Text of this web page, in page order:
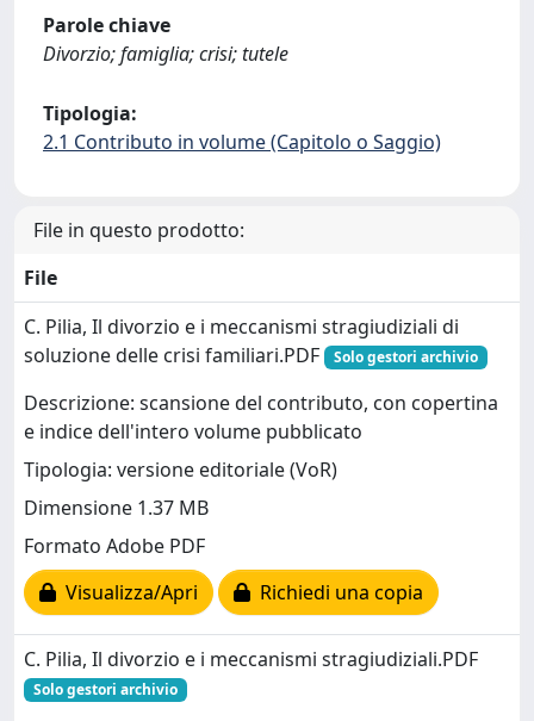
Parole chiave
Divorzio; famiglia; crisi; tutele
Tipologia:
2.1 Contributo in volume (Capitolo o Saggio)
File in questo prodotto:
File
C. Pilia, Il divorzio e i meccanismi stragiudiziali di
soluzione delle crisi familiari.PDF
Solo gestori archivio
Descrizione: scansione del contributo, con copertina
e indice dell'intero volume pubblicato
Tipologia: versione editoriale (VoR)
Dimensione 1.37 MB
Formato Adobe PDF
Visualizza/Apri
Richiedi una copia
C. Pilia, Il divorzio e i meccanismi stragiudiziali.PDF
Solo gestori archivio